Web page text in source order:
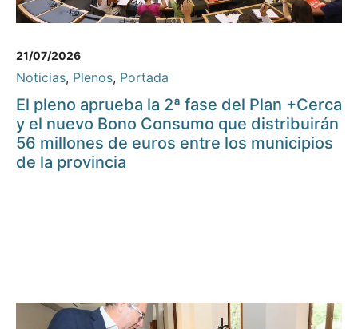
21/07/2026
Noticias, Plenos, Portada
El pleno aprueba la 2ª fase del Plan +Cerca
y el nuevo Bono Consumo que distribuirán
56 millones de euros entre los municipios
de la provincia